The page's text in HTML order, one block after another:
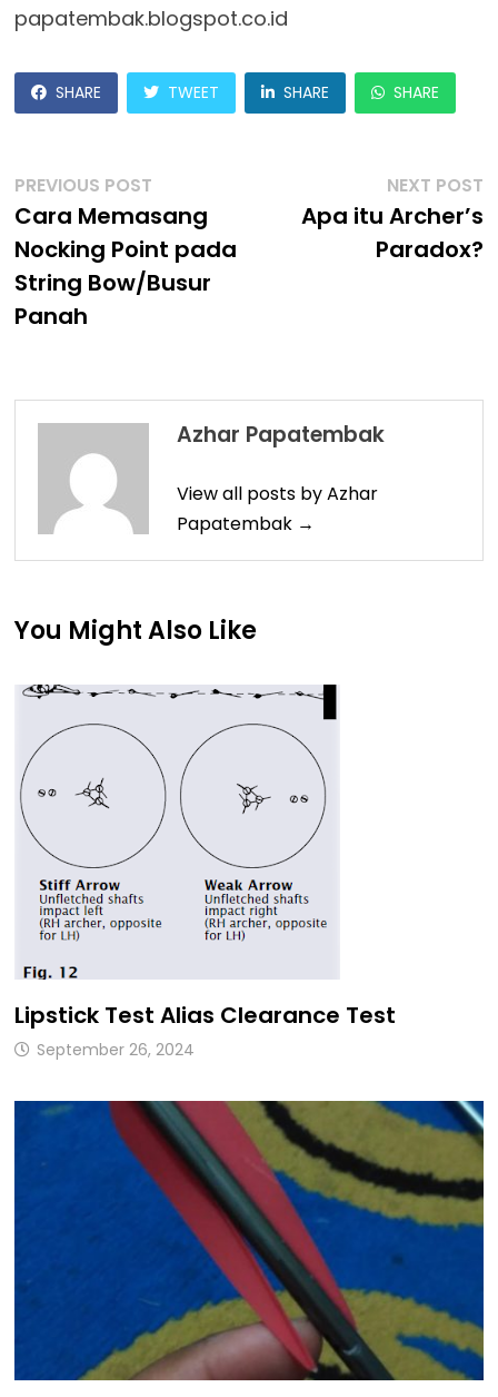
papatembak.blogspot.co.id
SHARE TWEET SHARE SHARE
Post
Navigation
PREVIOUS POST
post:
Cara Memasang
Nocking Point pada
String Bow/Busur
Panah
NEXT POST
Apa itu Archer’s
Paradox?
Azhar Papatembak
View all posts by Azhar
Papatembak →
You Might Also Like
Lipstick Test Alias Clearance Test
September 26, 2024